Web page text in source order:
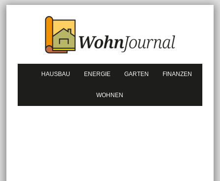
HAUSBAU ENERGIE GARTEN FINANZEN
WOHNEN